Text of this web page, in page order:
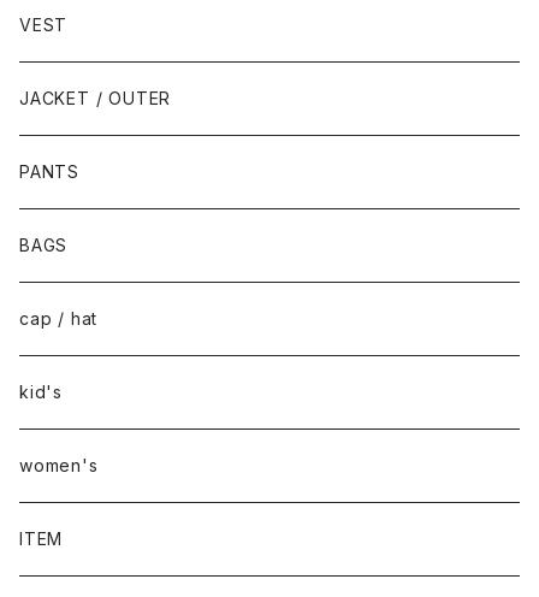
VEST
JACKET / OUTER
PANTS
BAGS
cap / hat
kid's
women's
ITEM